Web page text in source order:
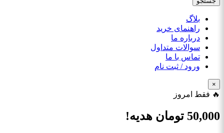
بلاگ
راهنمای خرید
درباره ما
سوالات متداول
تماس با ما
ورود / ثبت نام
×
🔥 فقط امروز
50,000 تومان هدیه!